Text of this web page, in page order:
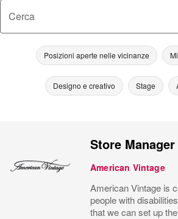
Cerca
Posizioni aperte nelle vicinanze
Designo e creativo Stage
Store
American Vintage
American Vintage is
people with
that we can set up